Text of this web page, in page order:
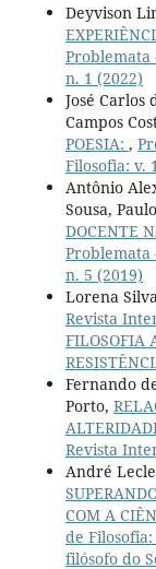
Deyvison
Problemata
n. 1 (2022)
José Carlos
Campos
POESIA: ,
Filosofia: v.
Antônio
Sousa,
DOCENTE
Problemata
n. 5 (2019)
Lorena
Revista
FILOSOFIA
Fernando
Porto,
Revista
André
COM A
de Filosofia:
filósofo do